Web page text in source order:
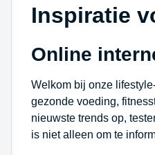
Inspiratie
Online
Welkom bij onze
gezonde voeding,
nieuwste trends op,
is niet alleen om te